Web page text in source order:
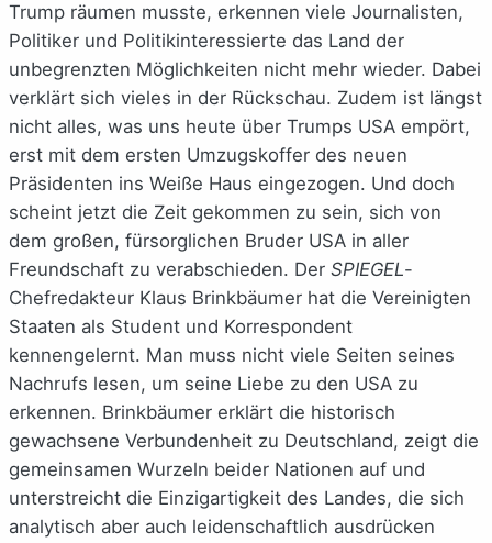
Trump räumen musste, erkennen viele Journalisten,
Politiker und Politikinteressierte das Land der
unbegrenzten Möglichkeiten nicht mehr wieder. Dabei
verklärt sich vieles in der Rückschau. Zudem ist längst
nicht alles, was uns heute über Trumps USA empört,
erst mit dem ersten Umzugskoffer des neuen
Präsidenten ins Weiße Haus eingezogen. Und doch
scheint jetzt die Zeit gekommen zu sein, sich von
dem großen, fürsorglichen Bruder USA in aller
Freundschaft zu verabschieden. Der SPIEGEL-
Chefredakteur Klaus Brinkbäumer hat die Vereinigten
Staaten als Student und Korrespondent
kennengelernt. Man muss nicht viele Seiten seines
Nachrufs lesen, um seine Liebe zu den USA zu
erkennen. Brinkbäumer erklärt die historisch
gewachsene Verbundenheit zu Deutschland, zeigt die
gemeinsamen Wurzeln beider Nationen auf und
unterstreicht die Einzigartigkeit des Landes, die sich
analytisch aber auch leidenschaftlich ausdrücken